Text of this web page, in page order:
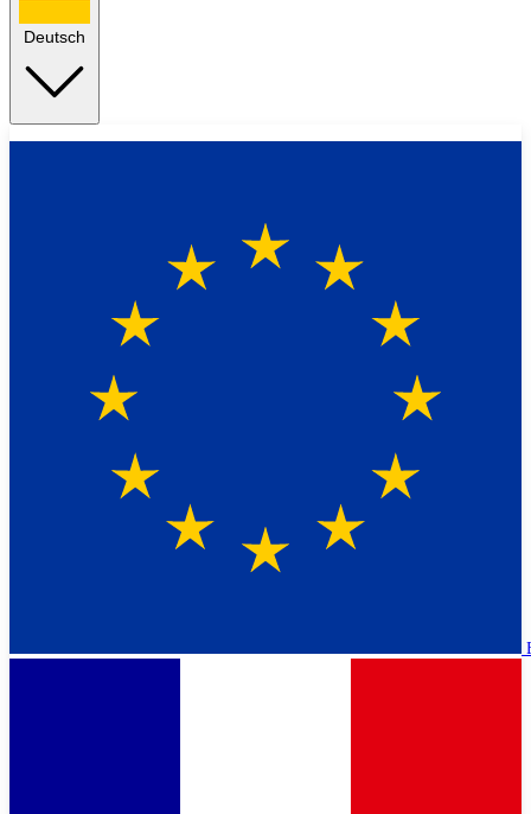
Deutsch